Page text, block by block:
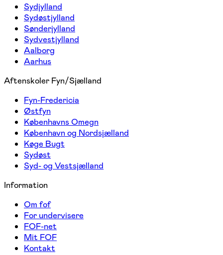
Sydjylland
Sydøstjylland
Sønderjylland
Sydvestjylland
Aalborg
Aarhus
Aftenskoler Fyn/Sjælland
Fyn-Fredericia
Østfyn
Københavns Omegn
København og Nordsjælland
Køge Bugt
Sydøst
Syd- og Vestsjælland
Information
Om fof
For undervisere
FOF-net
Mit FOF
Kontakt